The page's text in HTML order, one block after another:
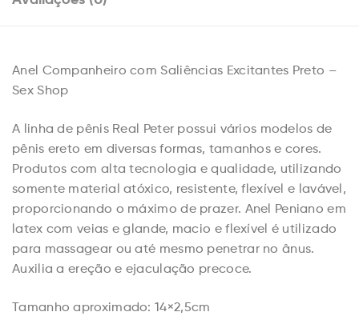
Anel Companheiro com Saliências Excitantes Preto –
Sex Shop
A linha de pênis Real Peter possui vários modelos de
pênis ereto em diversas formas, tamanhos e cores.
Produtos com alta tecnologia e qualidade, utilizando
somente material atóxico, resistente, flexível e lavável,
proporcionando o máximo de prazer. Anel Peniano em
latex com veias e glande, macio e flexível é utilizado
para massagear ou até mesmo penetrar no ânus.
Auxilia a ereção e ejaculação precoce.
Tamanho aproximado: 14×2,5cm